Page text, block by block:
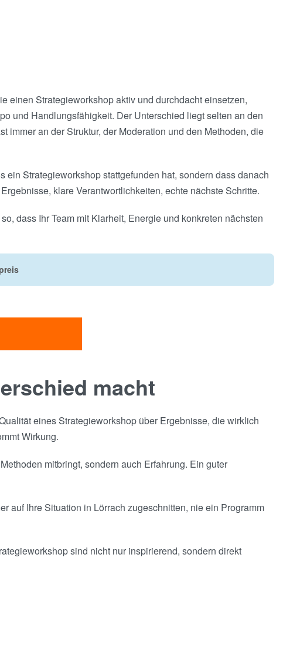
einen Strategieworkshop aktiv und durchdacht einsetzen,
und Handlungsfähigkeit. Der Unterschied liegt selten an den
immer an der Struktur, der Moderation und den Methoden, die
ein Strategieworkshop stattgefunden hat, sondern dass danach
klare Verantwortlichkeiten, echte nächste Schritte.
dass Ihr Team mit Klarheit, Energie und konkreten nächsten
macht
eines Strategieworkshop über Ergebnisse, die wirklich
Wirkung.
mitbringt, sondern auch Erfahrung. Ein guter
auf Ihre Situation in Lörrach zugeschnitten, nie ein Programm
sind nicht nur inspirierend, sondern direkt